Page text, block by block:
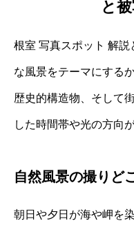
と
根室 写真スポット 解
な風景をテーマにする
歴史的構造物、そして
した時間帯や光の方向
自然風景の撮りど
朝日や夕日が海や岬を